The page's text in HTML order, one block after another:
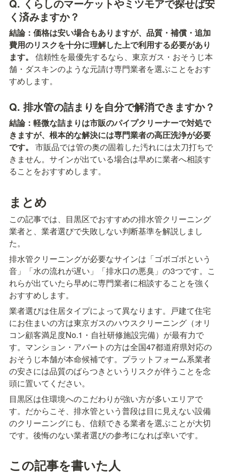
Q. くらしのマーケットやミツモアで探せば安
く済みますか？
結論：価格は安い場合もありますが、品質・補償・追加
費用のリスクを十分に理解した上で利用する必要があり
ます。
信頼性を最優先するなら、東京ガス・おそうじ本
舗・ダスキンのような元請け専門業者を選ぶことをおす
すめします。
Q. 排水管の詰まりを自分で解消できますか？
結論：軽微な詰まりは市販のパイプクリーナーで対処で
きますが、根本的な解決には専門業者の高圧洗浄が必要
です。
市販品では管の奥の固着した汚れには太刀打ちで
きません。サインが出ている場合は早めに業者へ相談す
ることをおすすめします。
まとめ
この記事では、目黒区でおすすめの排水管クリーニング
業者と、業者選びで失敗しない判断基準を解説しまし
た。
排水管クリーニングが必要なサインは「ゴボゴボという
音」「水の流れが遅い」「排水口の悪臭」の3つです。こ
れらが出ていたら早めに専門業者に相談することを強く
おすすめします。
業者選びは住居タイプによって異なります。戸建て住宅
にお住まいの方は東京ガスのハウスクリーニング（オリ
コン顧客満足度No.1・自社研修施設完備）が最有力で
す。マンション・アパートの方は全国47都道府県対応の
おそうじ本舗が本命候補です。プラットフォーム系業者
の安さには品質のばらつきというリスクが伴うことを念
頭に置いてください。
目黒区は住環境へのこだわりが強い方が多いエリアで
す。だからこそ、排水管という普段は目に見えない設備
のクリーニングにも、信頼できる業者を選ぶことが大切
です。後悔のない業者選びの参考になれば幸いです。
この記事を書いた人